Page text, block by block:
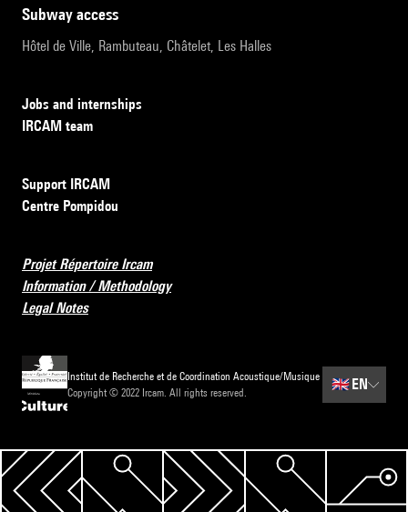
subway access
Hôtel de Ville, Rambuteau, Châtelet, Les Halles
Jobs and internships
IRCAM team
Support IRCAM
Centre Pompidou
Projet Répertoire Ircam
Information / Methodology
Legal Notes
Institut de Recherche et de Coordination Acoustique/Musique
Copyright © 2022 Ircam. All rights reserved.
🇬🇧 EN